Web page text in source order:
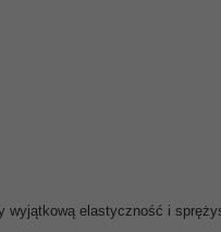
wyjątkową elastyczność i